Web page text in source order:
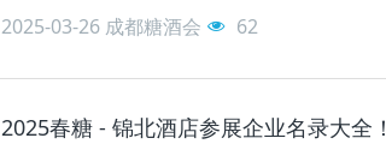
2025-03-26 成都糖酒会 62
2025春糖 - 锦北酒店参展企业名录大全！